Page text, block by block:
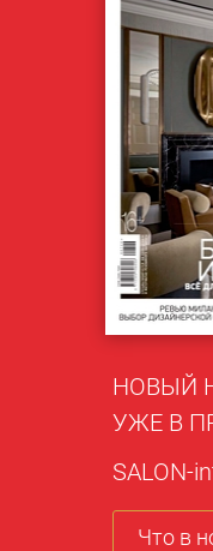
НОВЫЙ
УЖЕ В
SALON-
Что в